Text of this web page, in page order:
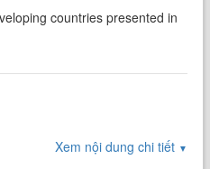
countries presented in
Xem nội dung chi tiết ▼